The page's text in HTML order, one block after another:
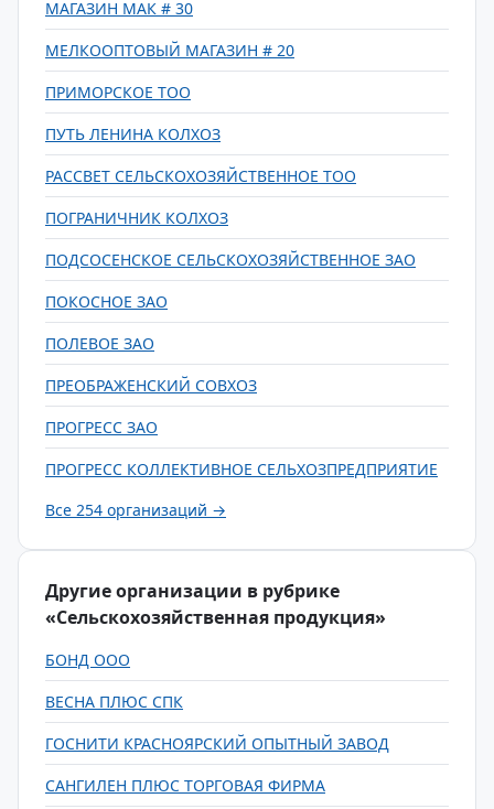
МАГАЗИН МАК # 30
МЕЛКООПТОВЫЙ МАГАЗИН # 20
ПРИМОРСКОЕ ТОО
ПУТЬ ЛЕНИНА КОЛХОЗ
РАССВЕТ СЕЛЬСКОХОЗЯЙСТВЕННОЕ ТОО
ПОГРАНИЧНИК КОЛХОЗ
ПОДСОСЕНСКОЕ СЕЛЬСКОХОЗЯЙСТВЕННОЕ ЗАО
ПОКОСНОЕ ЗАО
ПОЛЕВОЕ ЗАО
ПРЕОБРАЖЕНСКИЙ СОВХОЗ
ПРОГРЕСС ЗАО
ПРОГРЕСС КОЛЛЕКТИВНОЕ СЕЛЬХОЗПРЕДПРИЯТИЕ
Все 254 организаций →
Другие организации в рубрике
«Сельскохозяйственная продукция»
БОНД ООО
ВЕСНА ПЛЮС СПК
ГОСНИТИ КРАСНОЯРСКИЙ ОПЫТНЫЙ ЗАВОД
САНГИЛЕН ПЛЮС ТОРГОВАЯ ФИРМА